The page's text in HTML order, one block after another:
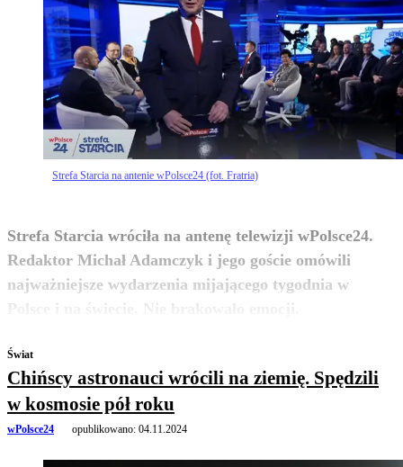
Strefa Starcia na antenie wPolsce24 (fot. Fratria)
Strefa Starcia wróciła na antenę telewizji wPolsce24.
Redaktor Michał Adamczyk i jego goście omówili
najważniejsze wydarzenia mijającego tygodnia w
Polsce i na świecie. Nie brakowało emocji.
zobacz więcej
Świat
Chińscy astronauci wrócili na ziemię. Spędzili
w kosmosie pół roku
wPolsce24 opublikowano: 04.11.2024